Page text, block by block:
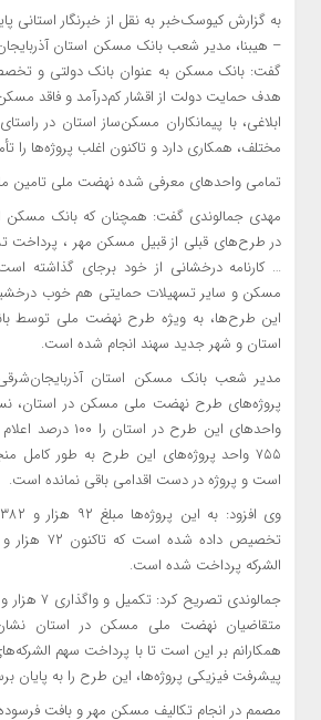
به گزارش کیوسک‌خبر به نقل از خبرنگار استانی
– هیبنا، مدیر شعب بانک مسکن استان
گفت: بانک مسکن به عنوان بانک دولتی و
هدف حمایت دولت از اقشار کم‌درآمد و فاقد
ابلاغی، با پیمانکاران مسکن‌ساز استان در
مختلف، همکاری دارد و تاکنون اغلب پروژه‌ها را
تمامی واحدهای معرفی شده نهضت ملی تامین
مهدی جمالوندی گفت: همچنان که بانک مسکن
در طرح‌های قبلی از قبیل مسکن مهر ، پرداخت
… کارنامه درخشانی از خود برجای گذاشته
مسکن و سایر تسهیلات حمایتی هم خوب
این طرح‌ها، به ویژه طرح نهضت ملی توسط
استان و شهر جدید سهند انجام شده است.
مدیر شعب بانک مسکن استان آذربایجان‌شرقی
پروژه‌های طرح نهضت ملی مسکن در استان،
۷۵۵ واحد پروژه‌های این طرح به طور کامل
است و پروژه در دست اقدامی باقی نمانده است.
الشرکه پرداخت شده است.
متقاضیان نهضت ملی مسکن در استان
همکارانم بر این است تا با پرداخت سهم
پیشرفت فیزیکی پروژه‌ها، این طرح را به پایان
مصمم در انجام تکالیف مسکن مهر و بافت